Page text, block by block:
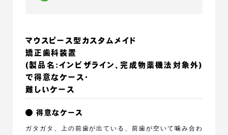
マウスピース型カスタムメイド
矯正歯科装置
(製品名:インビザライン、完成物薬機法対象外)
で得意なケース・
難しいケース
得意なケース
ガタガタ、上の前歯が出ている、前歯が空いて噛み合わ